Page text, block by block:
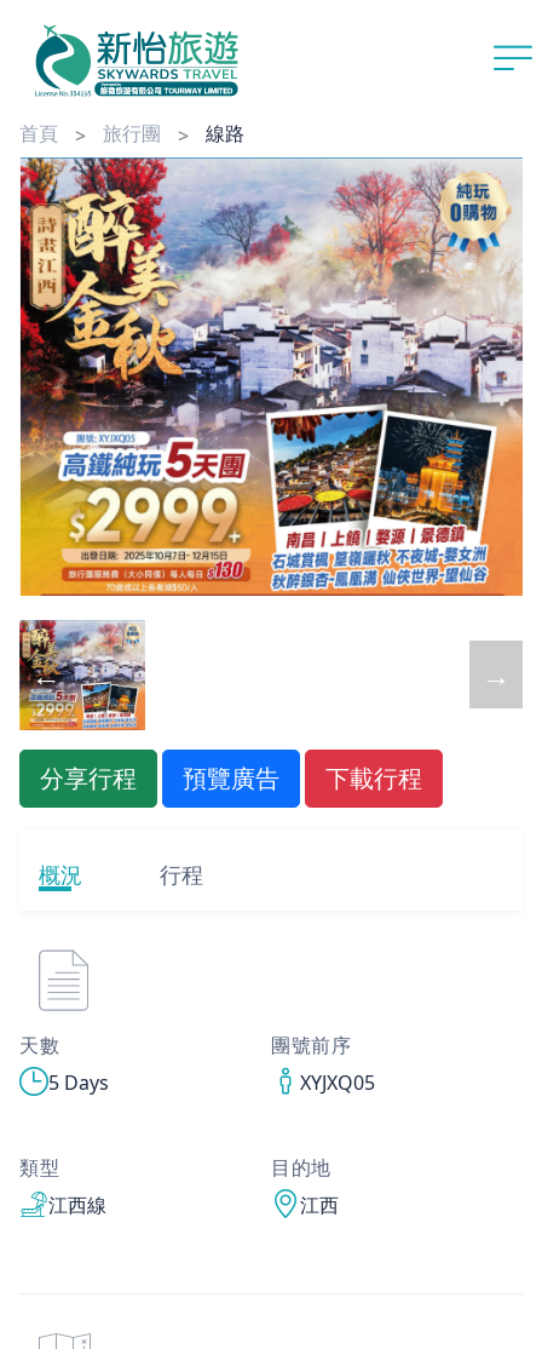
首頁 旅行團 線路
← →
分享行程 預覽廣告 下載行程
概況 行程
天數
5 Days
團號前序
XYJXQ05
類型
江西線
目的地
江西